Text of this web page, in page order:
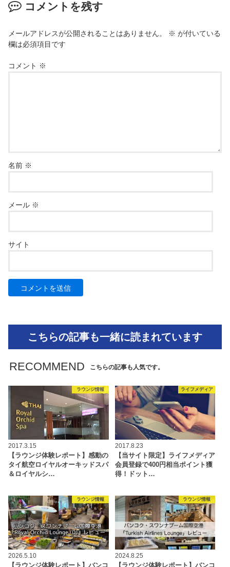
コメントを残す
メールアドレスが公開されることはありません。 ※ が付いている
欄は必須項目です
コメント ※
名前 ※
メール ※
サイト
こちらの記事も一緒に読まれています
RECOMMEND こちらの記事も人気です。
ラウンジ情報
2017.3.15
【ラウンジ体験レポート】感動の
タイ航空ロイヤルオーキッドスパ
＆ロイヤルシ…
ライフメディア
2017.8.23
【当サイト限定】ライフメディア
会員登録で400円相当ポイント獲
得！ドット…
ラウンジ情報
2026.5.10
ラウンジ情報
2024.8.25